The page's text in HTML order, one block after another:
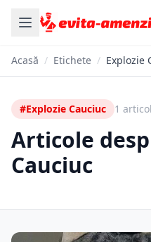
Acasă / Etichete / Explozie
#Explozie Cauciuc 1
Articole
Cauciuc